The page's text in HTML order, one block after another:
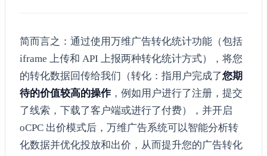
简而言之：通过使用万维广告转化统计功能（包括
iframe 上传和 API 上报两种转化统计方式），将您
的转化数据回传给我们（转化：指用户完成了您期
待的价值较高的操作，例如用户进行了注册，提交
了线索，下载了客户端或进行了付费），并开启
oCPC 出价模式后，万维广告系统可以智能分析转
化数据并优化投放和出价，从而提升您的广告转化